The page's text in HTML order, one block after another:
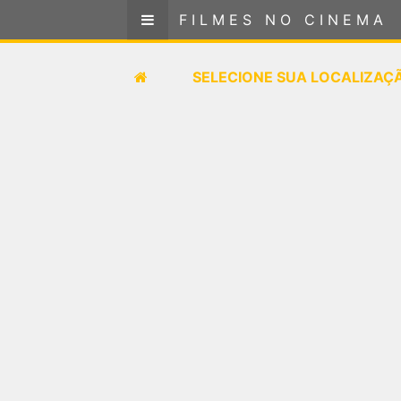
FILMES NO CINEMA
SELECIONE SUA
FILMES NO CINEMA
SELECIONE SUA LOCALIZAÇÃO